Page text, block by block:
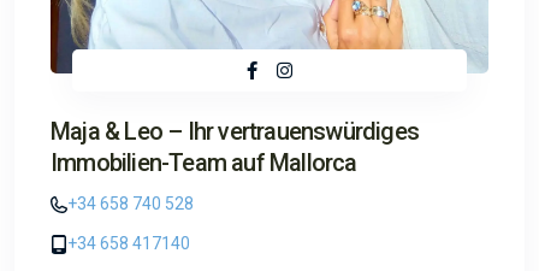
Maja & Leo – Ihr vertrauenswürdiges
Immobilien-Team auf Mallorca
+34 658 740 528
+34 658 417140